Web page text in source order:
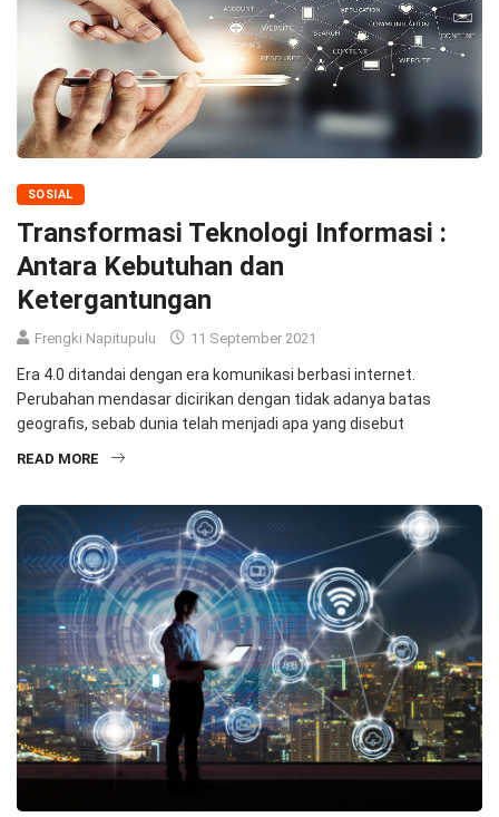
SOSIAL
Transformasi Teknologi Informasi :
Antara Kebutuhan dan
Ketergantungan
Frengki Napitupulu 11 September 2021
Era 4.0 ditandai dengan era komunikasi berbasi internet.
Perubahan mendasar dicirikan dengan tidak adanya batas
geografis, sebab dunia telah menjadi apa yang disebut
READ MORE